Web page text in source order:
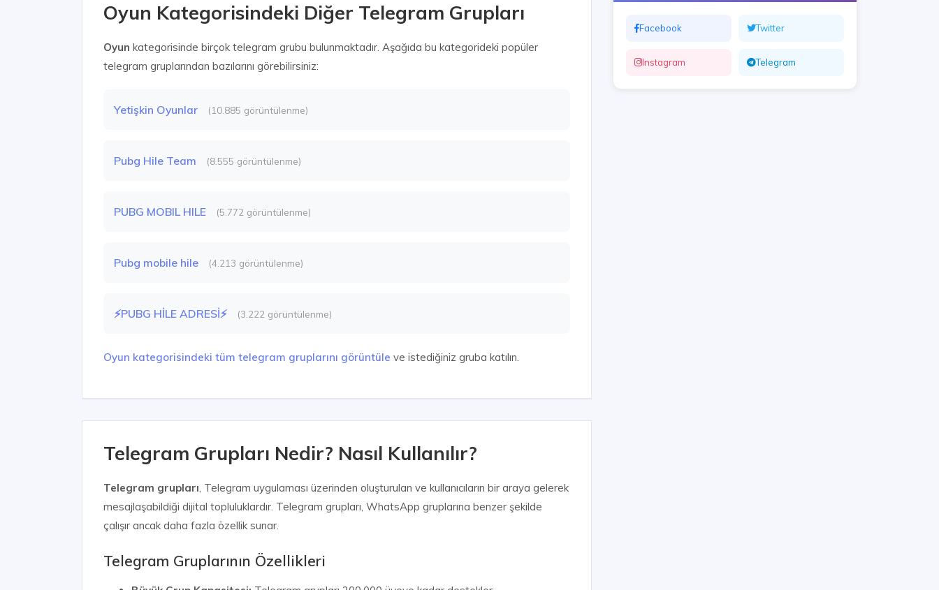
Oyun Kategorisindeki Diğer Telegram Grupları
Oyun kategorisinde birçok telegram grubu bulunmaktadır. Aşağıda bu kategorideki popüler
telegram gruplarından bazılarını görebilirsiniz:
Yetişkin Oyunlar (10.885 görüntülenme)
Pubg Hile Team (8.555 görüntülenme)
PUBG MOBIL HILE (5.772 görüntülenme)
Pubg mobile hile (4.213 görüntülenme)
⚡PUBG HİLE ADRESİ⚡ (3.222 görüntülenme)
Oyun kategorisindeki tüm telegram gruplarını görüntüle ve istediğiniz gruba katılın.
Telegram Grupları Nedir? Nasıl Kullanılır?
Telegram grupları, Telegram uygulaması üzerinden oluşturulan ve kullanıcıların bir araya gelerek
mesajlaşabildiği dijital topluluklardır. Telegram grupları, WhatsApp gruplarına benzer şekilde
çalışır ancak daha fazla özellik sunar.
Telegram Gruplarının Özellikleri
Facebook Twitter
Instagram Telegram